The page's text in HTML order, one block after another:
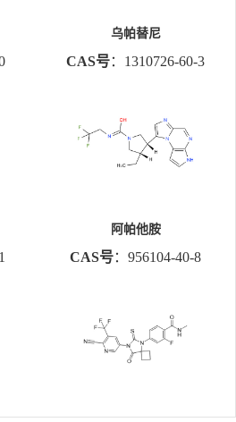
乌帕替尼
CAS号：1310726-60-3
阿帕他胺
CAS号：956104-40-8